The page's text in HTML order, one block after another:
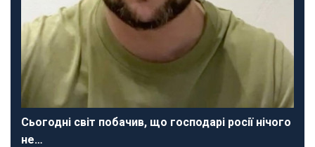
Сьогодні світ побачив, що господарі росії нічого
не…